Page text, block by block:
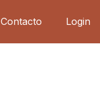
Contacto Login